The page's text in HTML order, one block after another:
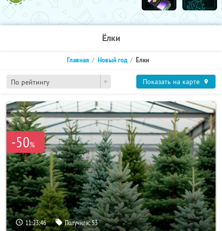
Ёлки
По рейтингу
Главная Новый год Ёлки
Показать на карте
-50%
11:23:46 Получили:53